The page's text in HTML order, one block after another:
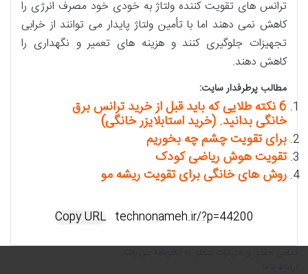
ترانس های تقویت کننده ولتاژ به خودی خود مصرف انرژی را
کاهش نمی دهند اما با تأمین ولتاژ پایدار می توانند از خرابی
تجهیزات جلوگیری کنند و هزینه های تعمیر و نگهداری را
کاهش دهند.
مطالب پرطرفدار سایت:
6 نکته طلایی که باید قبل از خرید ترانس برق
خانگی بدانید. (خرید استابلایزر خانگی)
برای تقویت چشم چه بخوریم
تقویت هوش ریاضی کودک
روش های خانگی برای تقویت ریشه مو
Copy URL